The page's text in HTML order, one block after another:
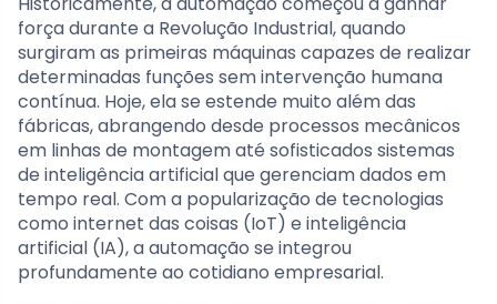
força durante a Revolução Industrial, quando
surgiram as primeiras máquinas capazes de realizar
determinadas funções sem intervenção humana
contínua. Hoje, ela se estende muito além das
fábricas, abrangendo desde processos mecânicos
em linhas de montagem até sofisticados sistemas
de inteligência artificial que gerenciam dados em
tempo real. Com a popularização de tecnologias
como internet das coisas (IoT) e inteligência
artificial (IA), a automação se integrou
profundamente ao cotidiano empresarial.